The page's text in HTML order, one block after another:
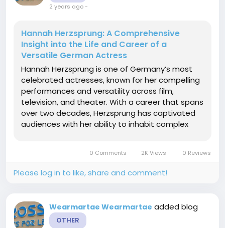
2 years ago-
Hannah Herzsprung: A Comprehensive
Insight into the Life and Career of a
Versatile German Actress
Hannah Herzsprung is one of Germany’s most
celebrated actresses, known for her compelling
performances and versatility across film,
television, and theater. With a career that spans
over two decades, Herzsprung has captivated
audiences with her ability to inhabit complex
her early life, career...0 Comments 2K Views 0 Reviews
Please log in to like, share and comment!
Wearmartae Wearmartae added blog
OTHER